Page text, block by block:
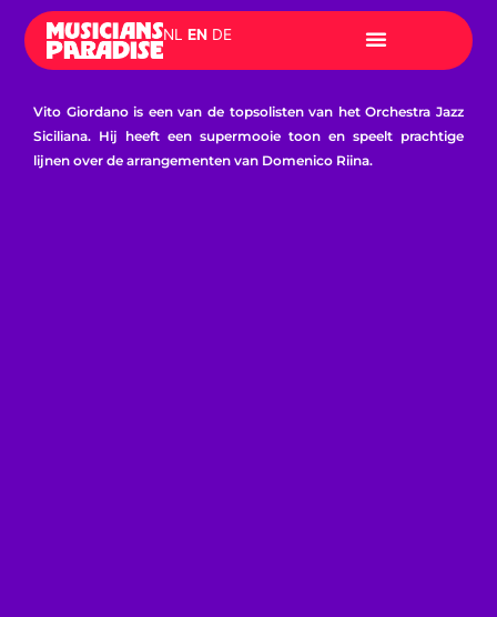
content
NL EN DE
Vito Giordano is een van de topsolisten van het Orchestra Jazz
Siciliana. Hij heeft een supermooie toon en speelt prachtige
lijnen over de arrangementen van Domenico Riina.